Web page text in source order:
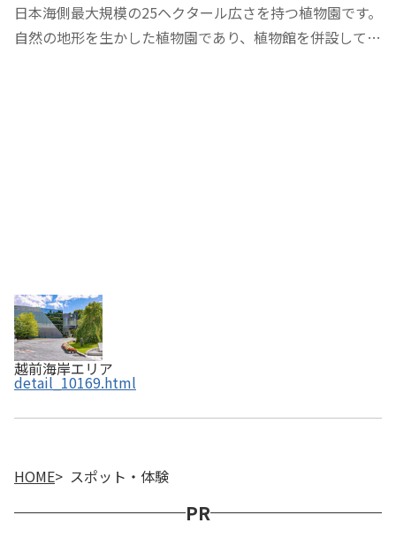
HOME スポット・体験
日本海側最大規模の25ヘクタール広さを持つ植物園です。
自然の地形を生かした植物園であり、植物館を併設してい
越前海岸エリア
detail_10169.html
PR